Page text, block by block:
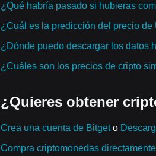
¿Qué habría pasado si hubieras
¿Cuál es la predicción del precio
¿Dónde puedo descargar los datos
¿Cuáles son los precios de cripto
¿Quieres obtener
Crea una cuenta de Bitgeto
Compra criptomonedas